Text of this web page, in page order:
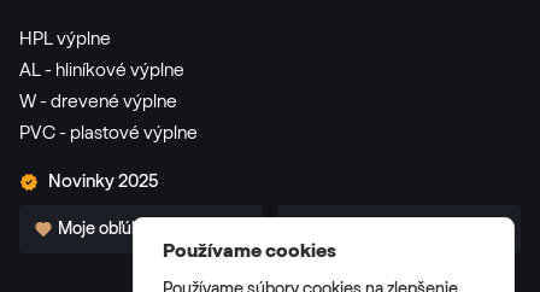
HPL výplne
AL - hliníkové výplne
W - drevené výplne
PVC - plastové výplne
Novinky 2025
Moje obľúbené
Používame cookies